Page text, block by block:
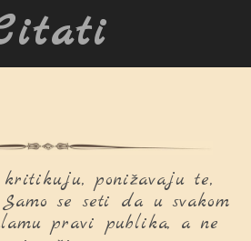
ponižavaju te,
se seti da u svakom
pravi publika, a ne